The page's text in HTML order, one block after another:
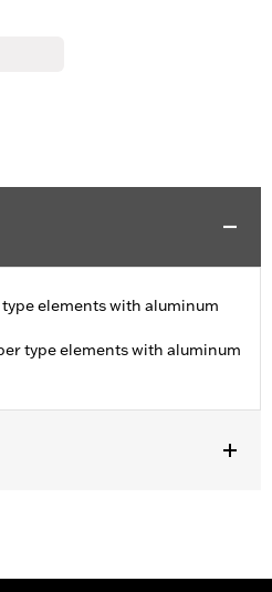
elements with aluminum
type elements with aluminum
– Go towww.h-